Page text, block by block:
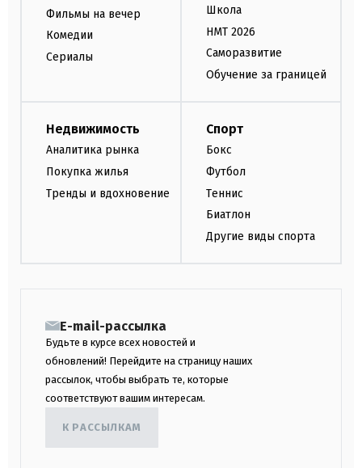
Фильмы на вечер
Комедии
Сериалы
Школа
НМТ 2026
Саморазвитие
Обучение за границей
Недвижимость
Аналитика рынка
Покупка жилья
Тренды и вдохновение
Спорт
Бокс
Футбол
Теннис
Биатлон
Другие виды спорта
E-mail-рассылка
Будьте в курсе всех новостей и
обновлений! Перейдите на страницу наших
рассылок, чтобы выбрать те, которые
соответствуют вашим интересам.
К РАССЫЛКАМ